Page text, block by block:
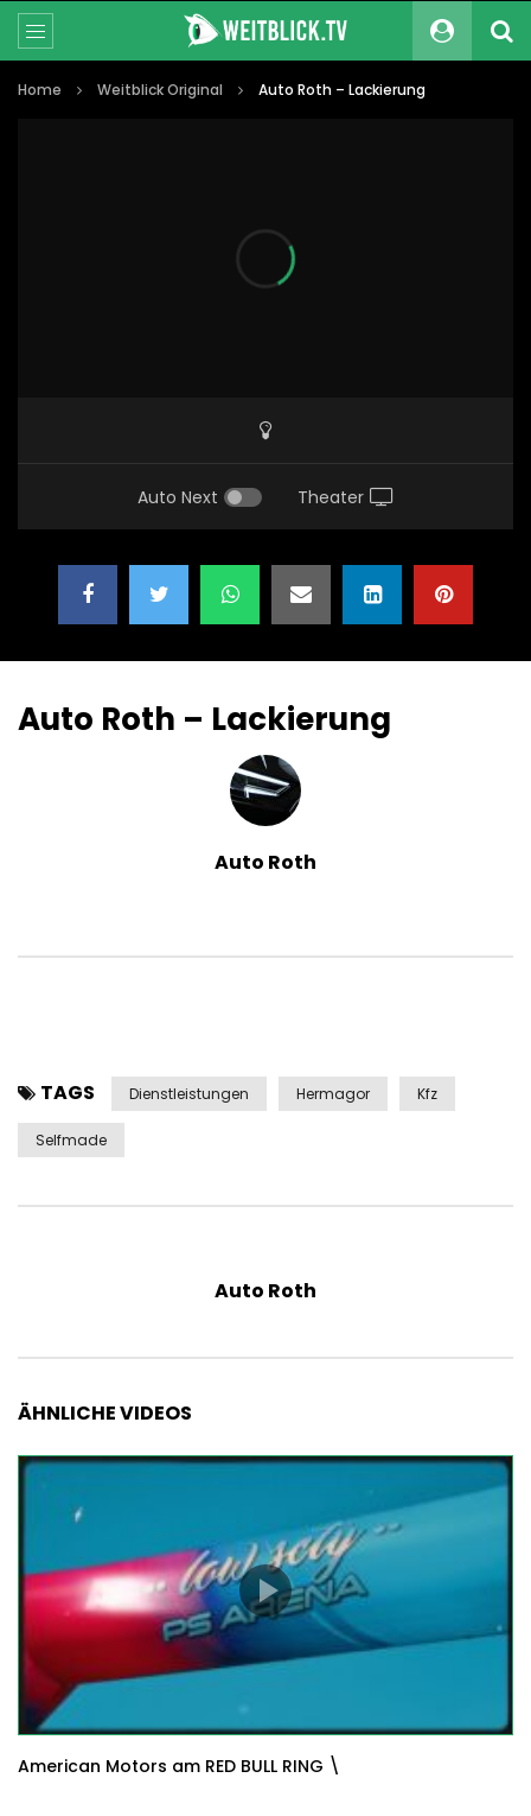
Home Weitblick Original Auto Roth – Lackierung
Auto Next Theater
Auto Roth – Lackierung
Auto Roth
TAGS Dienstleistungen Hermagor Kfz
Selfmade
Auto Roth
ÄHNLICHE VIDEOS
American Motors am RED BULL RING \